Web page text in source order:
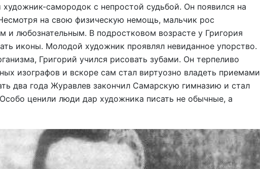
самородок с непростой судьбой. Он появился на
на свою физическую немощь, мальчик рос
и любознательным. В подростковом возрасте у Григория
иконы. Молодой художник проявлял невиданное упорство.
Григорий учился рисовать зубами. Он терпеливо
изографов и вскоре сам стал виртуозно владеть приемами
два года Журавлев закончил Самарскую гимназию и стал
ценили люди дар художника писать не обычные, а